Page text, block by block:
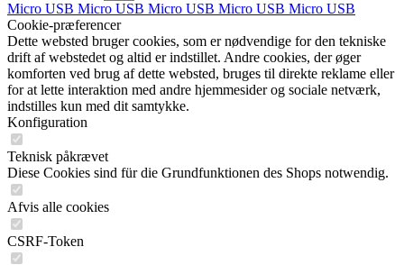
Micro USB Micro USB Micro USB Micro USB Micro USB
Cookie-præferencer
Dette websted bruger cookies, som er nødvendige for den tekniske
drift af webstedet og altid er indstillet. Andre cookies, der øger
komforten ved brug af dette websted, bruges til direkte reklame eller
for at lette interaktion med andre hjemmesider og sociale netværk,
indstilles kun med dit samtykke.
Konfiguration
Teknisk påkrævet
Diese Cookies sind für die Grundfunktionen des Shops notwendig.
Afvis alle cookies
CSRF-Token